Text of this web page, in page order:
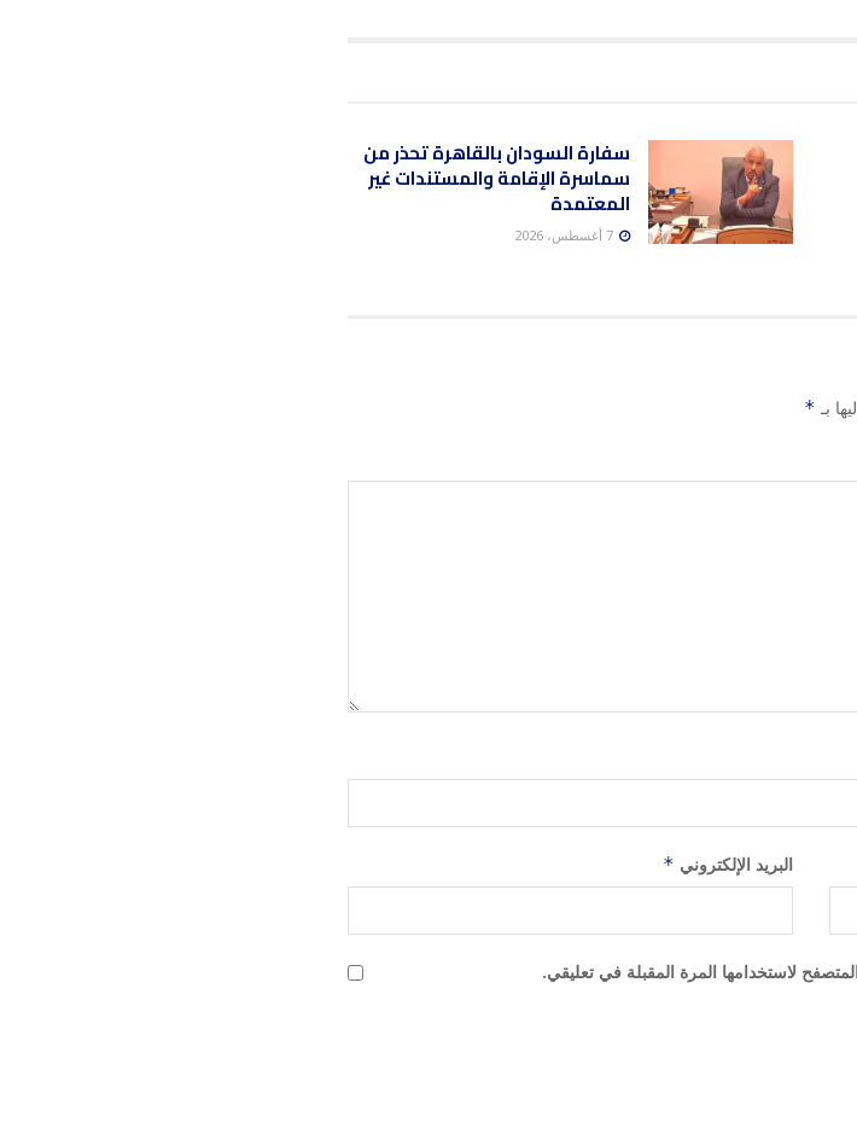
سفارة السودان بالقاهرة تحذر من
سماسرة الإقامة والمستندات غير
المعتمدة
بـ *
البريد الإلكتروني *
لاستخدامها المرة المقبلة في تعليقي.